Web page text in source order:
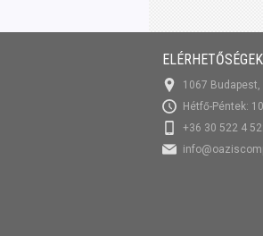
ELÉRHETŐSÉGEK
1067
Hétfő-Péntek:
+36 30 522 4